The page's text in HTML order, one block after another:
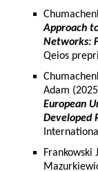
Approach
Networks:
Qeios
Adam
European
Developed
Frankowski